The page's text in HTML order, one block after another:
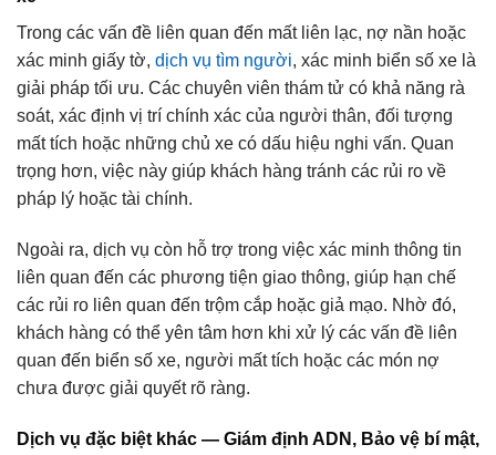
Trong các vấn đề liên quan đến mất liên lạc, nợ nần hoặc
xác minh giấy tờ, dịch vụ tìm người, xác minh biển số xe là
giải pháp tối ưu. Các chuyên viên thám tử có khả năng rà
soát, xác định vị trí chính xác của người thân, đối tượng
mất tích hoặc những chủ xe có dấu hiệu nghi vấn. Quan
trọng hơn, việc này giúp khách hàng tránh các rủi ro về
pháp lý hoặc tài chính.
Ngoài ra, dịch vụ còn hỗ trợ trong việc xác minh thông tin
liên quan đến các phương tiện giao thông, giúp hạn chế
các rủi ro liên quan đến trộm cắp hoặc giả mạo. Nhờ đó,
khách hàng có thể yên tâm hơn khi xử lý các vấn đề liên
quan đến biển số xe, người mất tích hoặc các món nợ
chưa được giải quyết rõ ràng.
Dịch vụ đặc biệt khác — Giám định ADN, Bảo vệ bí mật,